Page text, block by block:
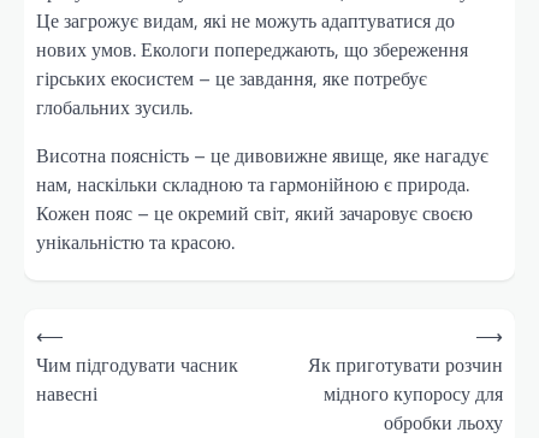
Це загрожує видам, які не можуть адаптуватися до
нових умов. Екологи попереджають, що збереження
гірських екосистем – це завдання, яке потребує
глобальних зусиль.
Висотна поясність – це дивовижне явище, яке нагадує
нам, наскільки складною та гармонійною є природа.
Кожен пояс – це окремий світ, який зачаровує своєю
унікальністю та красою.
Навігація
записів
⟵
Чим підгодувати часник
навесні
Як приготувати розчин
мідного купоросу для
обробки льоху
⟶